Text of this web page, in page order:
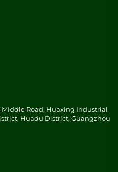
Middle Road, Huaxing Industrial
Huadu District, Guangzhou